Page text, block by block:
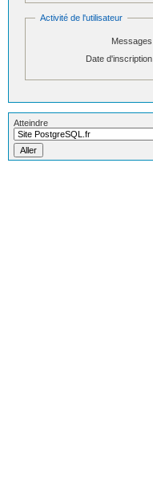
Activité de l'utilisateur
Messages
Date d'inscription
Atteindre